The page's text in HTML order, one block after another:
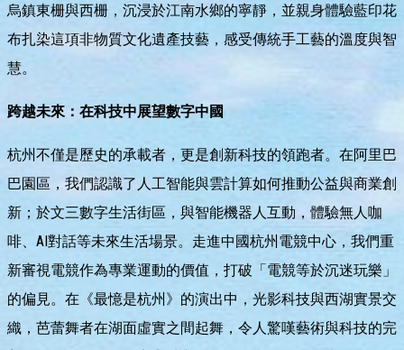
烏鎮東栅與西栅，沉浸於江南水鄉的寧靜，並親身體驗藍印花
布扎染這項非物質文化遺產技藝，感受傳統手工藝的溫度與智
慧。
跨越未來：在科技中展望數字中國
杭州不僅是歷史的承載者，更是創新科技的領跑者。在阿里巴
巴園區，我們認識了人工智能與雲計算如何推動公益與商業創
新；於文三數字生活街區，與智能機器人互動，體驗無人咖
啡、AI對話等未來生活場景。走進中國杭州電競中心，我們重
新審視電競作為專業運動的價值，打破「電競等於沉迷玩樂」
的偏見。在《最憶是杭州》的演出中，光影科技與西湖實景交
織，芭蕾舞者在湖面虛實之間起舞，令人驚嘆藝術與科技的完